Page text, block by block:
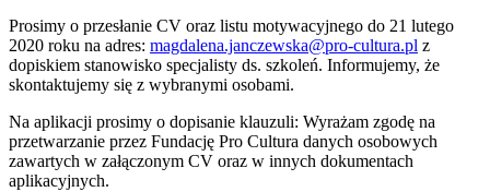
Prosimy o przesłanie CV oraz listu motywacyjnego do 21 lutego
2020 roku na adres: magdalena.janczewska@pro-cultura.pl z
dopiskiem stanowisko specjalisty ds. szkoleń. Informujemy, że
skontaktujemy się z wybranymi osobami.
Na aplikacji prosimy o dopisanie klauzuli: Wyrażam zgodę na
przetwarzanie przez Fundację Pro Cultura danych osobowych
zawartych w załączonym CV oraz w innych dokumentach
aplikacyjnych.